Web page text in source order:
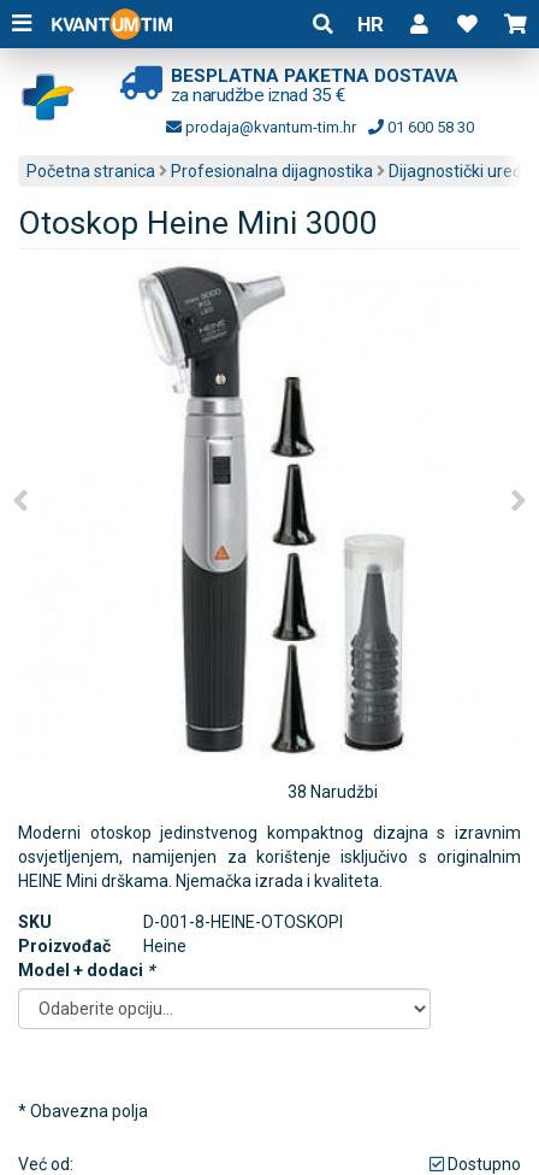
HR
BESPLATNA PAKETNA DOSTAVA
za narudžbe iznad 35 €
prodaja@kvantum-tim.hr 01 600 58 30
Početna stranica Profesionalna dijagnostika Dijagnostički uređaji
Otoskop Heine Mini 3000
38 Narudžbi
Moderni otoskop jedinstvenog kompaktnog dizajna s izravnim
osvjetljenjem, namijenjen za korištenje isključivo s originalnim
HEINE Mini drškama. Njemačka izrada i kvaliteta.
SKU
D-001-8-HEINE-OTOSKOPI
Proizvođač
Heine
Model + dodaci *
* Obavezna polja
Već od: Dostupno